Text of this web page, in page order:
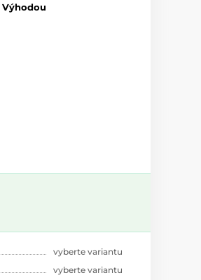
Výhodou
vyberte variantu
vyberte variantu